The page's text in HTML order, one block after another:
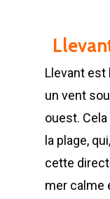
Llevant est
un vent
ouest. Cela
la plage,
cette
mer calme